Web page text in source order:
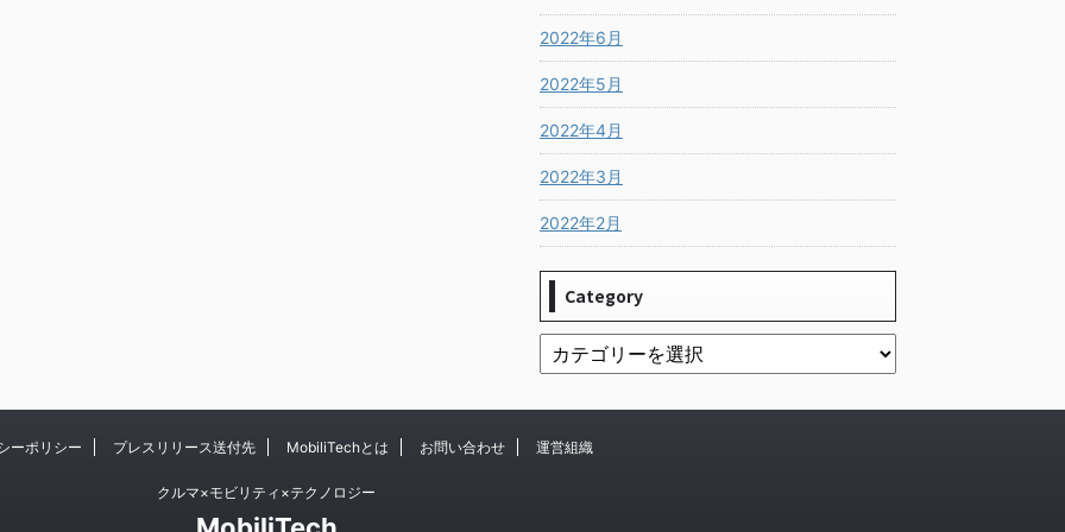
2022年6月
2022年5月
2022年4月
2022年3月
2022年2月
Category
ーポリシー プレスリリース送付先 MobiliTechとは お問い合わせ 運営組織
クルマ×モビリティ×テクノロジー